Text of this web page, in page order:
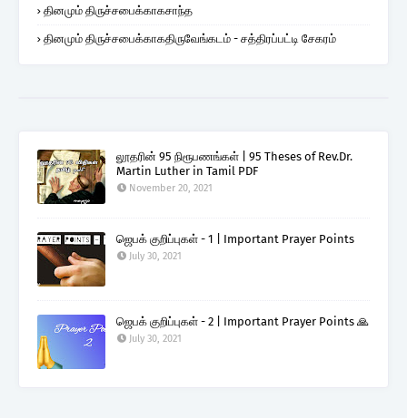
தினமும் திருச்சபைக்காகசாந்த
தினமும் திருச்சபைக்காகதிருவேங்கடம் - சத்திரப்பட்டி சேகரம்
லூதரின் 95 நிரூபணங்கள் | 95 Theses of Rev.Dr.
Martin Luther in Tamil PDF
November 20, 2021
ஜெபக் குறிப்புகள் - 1 | Important Prayer Points
July 30, 2021
ஜெபக் குறிப்புகள் - 2 | Important Prayer Points 🙏
July 30, 2021